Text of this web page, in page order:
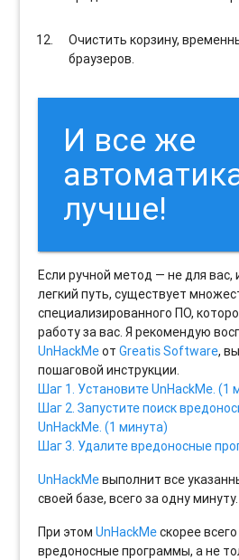
Очистить корзину,
браузеров.
И все же
лучше!
Если ручной метод — не для вас,
легкий путь, существует
специализированного ПО,
работу за вас. Я рекомендую
UnHackMeотGreatis Software,
пошаговой инструкции.
Шаг 1. Установите UnHackMe. (1
Шаг 2. Запустите поиск
UnHackMe. (1 минута)
Шаг 3. Удалите вредоносные
UnHackMeвыполнит все
своей базе, всего за одну минуту.
При этомUnHackMeскорее
вредоносные программы, а не